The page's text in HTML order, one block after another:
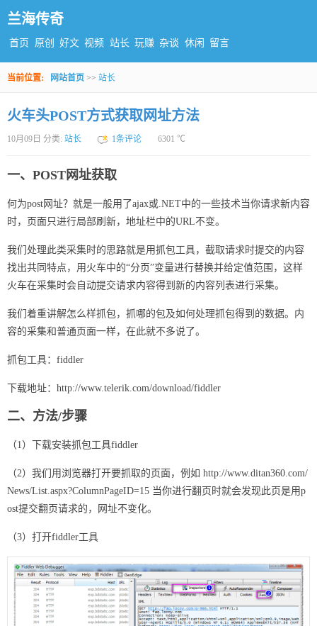
兰海传奇
首页 原创 好文 视频 站长 玩赚 杂谈 休闲 留言
当前位置: 网站首页 >> 站长
火车头POST方式获取网址方法
10月09日 分类: 站长 1条评论 6301 ℃
一、POST网址获取
何为post网址？就是一般用了ajax或.NET中的一些技术当你请求新内容
时，页面只进行局部刷新，地址栏中的URL不变。
我们处理此类采集时的思路就是用抓包工具，截取请求时提交的内容
找出共同特点，用火车中的“分页”变量进行替换并给定值范围，这样
火车在采集时会自动提交请求内容得到新的内容列表进行采集。
我们着重讲解怎么样抓包，抓哪的包及如何处理抓包得到的数据。内
容的采集和普通页面一样，在此就不多说了。
抓包工具：fiddler
下载地址：http://www.telerik.com/download/fiddler
二、方法/步骤
（1）下载安装抓包工具fiddler
（2）我们用浏览器打开要抓取的页面，例如 http://www.ditan360.com/
News/List.aspx?ColumnPageID=15 当你进行翻页时就会发现此页是用p
ost提交翻页请求的，网址不变化。
（3）打开fiddler工具